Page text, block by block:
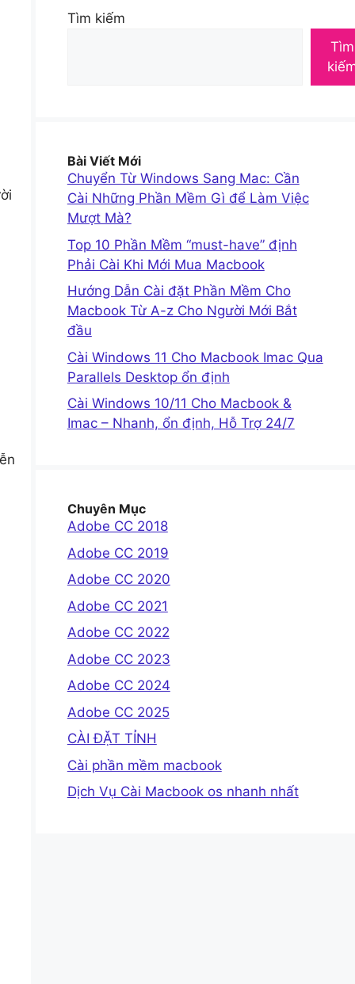
Tìm kiếm
Tìm
Bài Viết Mới
Chuyển Từ Windows Sang Mac: Cần
Cài Những Phần Mềm Gì để Làm Việc
Mượt Mà?
Top 10 Phần Mềm “must-have” định
Phải Cài Khi Mới Mua Macbook
Hướng Dẫn Cài đặt Phần Mềm Cho
Macbook Từ A-z Cho Người Mới Bắt
đầu
Cài Windows 11 Cho Macbook Imac Qua
Parallels Desktop ổn định
Cài Windows 10/11 Cho Macbook &
Imac – Nhanh, ổn định, Hỗ Trợ 24/7
Chuyên Mục
Adobe CC 2018
Adobe CC 2019
Adobe CC 2020
Adobe CC 2021
Adobe CC 2022
Adobe CC 2023
Adobe CC 2024
Adobe CC 2025
CÀI ĐẶT TỈNH
Cài phần mềm macbook
Dịch Vụ Cài Macbook os nhanh nhất